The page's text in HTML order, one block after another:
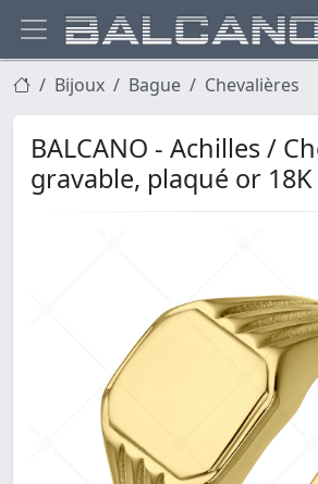
Bijoux Bague Chevalières
BALCANO - Achilles /
gravable, plaqué or 18K